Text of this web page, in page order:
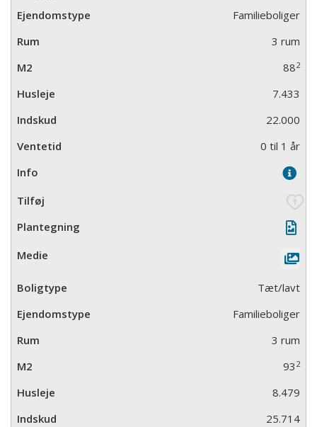
Familieboliger
3 rum
882
7.433
22.000
0 til 1 år
Tæt/lavt
Familieboliger
3 rum
93 2
8.479
25.714